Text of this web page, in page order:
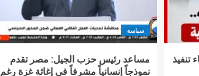
تنفيذ
سياسة
مساعد رئيس حزب الجيل: مصر تقدم
نموذجاً إنسانياً مشرفاً في إغاثة غزة رغم